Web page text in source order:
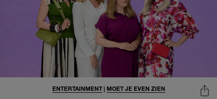
ENTERTAINMENT| MOET JE EVEN ZIEN